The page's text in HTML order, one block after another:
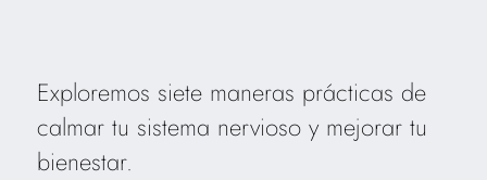
Exploremos siete maneras prácticas de
calmar tu sistema nervioso y mejorar tu
bienestar.